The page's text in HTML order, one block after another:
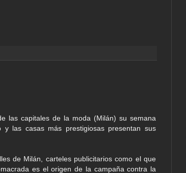
las capitales de la moda (Milán) su semana
las casas más prestigiosas presentan sus
de Milán, carteles publicitarios como el que
es el origen de la campaña contra la